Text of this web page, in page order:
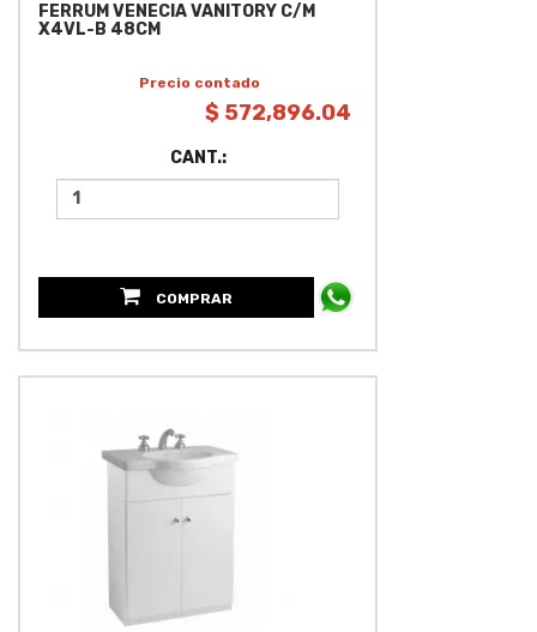
FERRUM VENECIA VANITORY C/M
X4VL-B 48CM
Precio contado
$ 572,896.04
CANT.:
COMPRAR